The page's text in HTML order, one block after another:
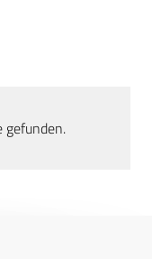
gefunden.